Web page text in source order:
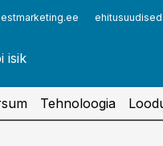
Tehnoloogia